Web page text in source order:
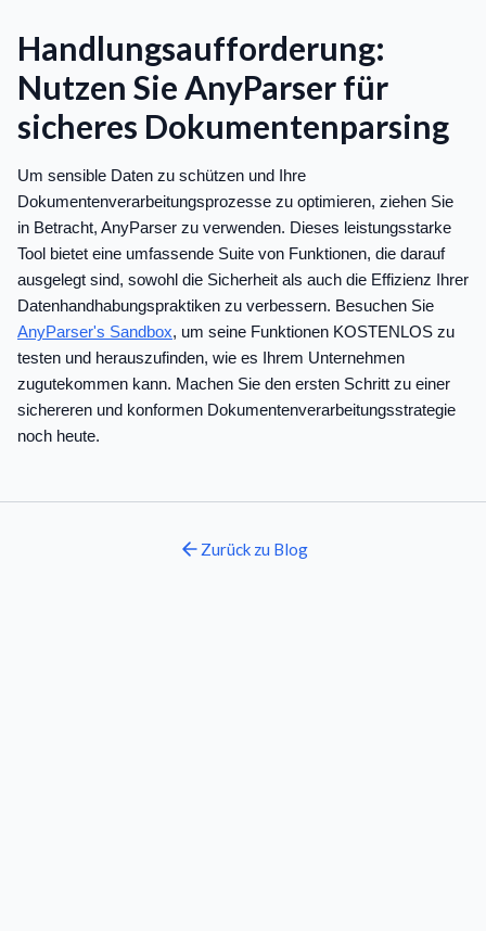
Handlungsaufforderung:
Nutzen Sie AnyParser für
sicheres Dokumentenparsing
Um sensible Daten zu schützen und Ihre
Dokumentenverarbeitungsprozesse zu optimieren, ziehen Sie
in Betracht, AnyParser zu verwenden. Dieses leistungsstarke
Tool bietet eine umfassende Suite von Funktionen, die darauf
ausgelegt sind, sowohl die Sicherheit als auch die Effizienz Ihrer
Datenhandhabungspraktiken zu verbessern. Besuchen Sie
AnyParser's Sandbox, um seine Funktionen KOSTENLOS zu
testen und herauszufinden, wie es Ihrem Unternehmen
zugutekommen kann. Machen Sie den ersten Schritt zu einer
sichereren und konformen Dokumentenverarbeitungsstrategie
noch heute.
Zurück zu Blog